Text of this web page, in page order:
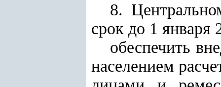
8.
срок до 1 января
обеспечить
населением